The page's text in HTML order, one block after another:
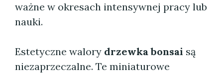
ważne w okresach intensywnej pracy lub
nauki.
Estetyczne walory drzewka bonsai są
niezaprzeczalne. Te miniaturowe